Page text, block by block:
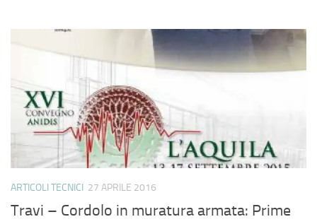
ARTICOLI TECNICI 27 APRILE 2016
Travi – Cordolo in muratura armata: Prime